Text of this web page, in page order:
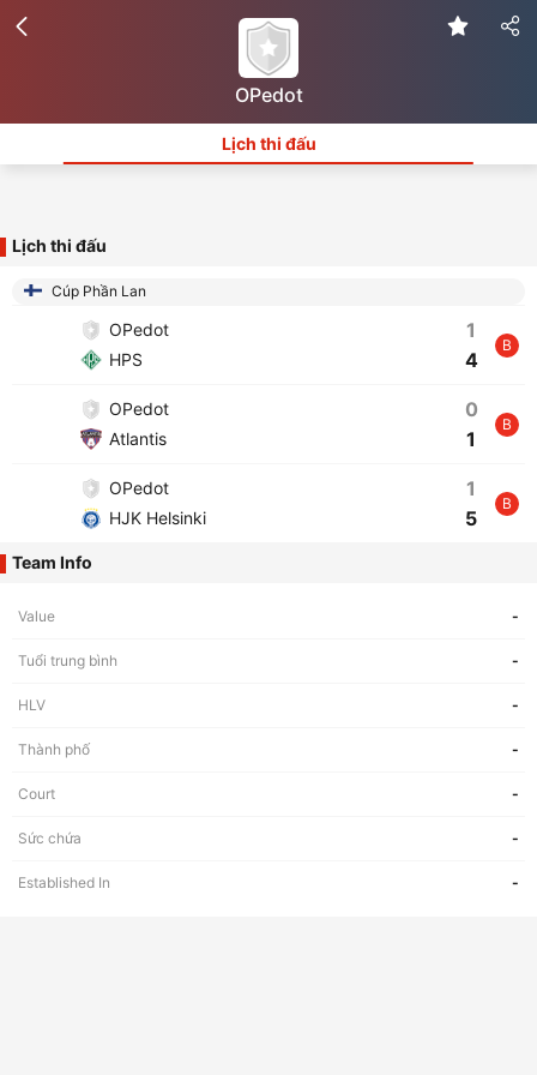
OPedot
Lịch thi đấu
Lịch thi đấu
Cúp Phần Lan
OPedot
HPS
1
4
B
OPedot
Atlantis
0
1
B
OPedot
HJK Helsinki
1
5
B
Team Info
Value -
Tuổi trung bình -
HLV -
Thành phố -
Court -
Sức chứa -
Established In -